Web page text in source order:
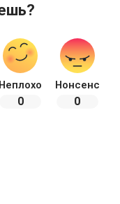
Неплохо
0
Нонсенс
0